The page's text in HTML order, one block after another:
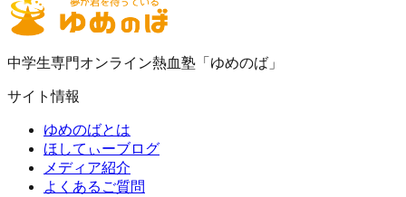
中学生専門オンライン熱血塾「ゆめのば」
サイト情報
ゆめのばとは
ほしてぃーブログ
メディア紹介
よくあるご質問